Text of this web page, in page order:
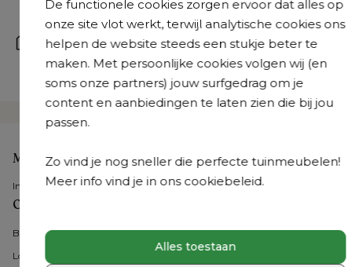
De functionele cookies zorgen ervoor dat alles op
onze site vlot werkt, terwijl analytische cookies ons
helpen de website steeds een stukje beter te
maken. Met persoonlijke cookies volgen wij (en
soms onze partners) jouw surfgedrag om je
content en aanbiedingen te laten zien die bij jou
passen.
Zo vind je nog sneller die perfecte tuinmeubelen!
Meer info vind je in ons cookiebeleid.
Alles toestaan
18.30u en op zaterdag: 9.30u - 18u
Kom langs
Onze tuinmeubelen
Bristol Collecties
Loungesets
Mijn account
Inloggen